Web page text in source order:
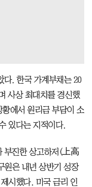
다. 한국 가계부채는 20
사상 최대치를 경신했
에서 원리금 부담이 소
있다는 지적이다.
부진한 상고하저(上高
원은 내년 상반기 성장
시했다. 미국 금리 인